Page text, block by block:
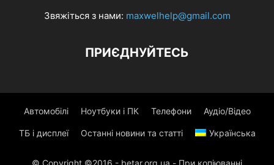
Звяжіться з нами: maxwelhelp@gmail.com
ПРИЄДНУЙТЕСЬ
Автомобілі Ноутбуки і ПК Телефони Аудіо/Відео
ТБ і дисплеї Останні новини та статті Українська